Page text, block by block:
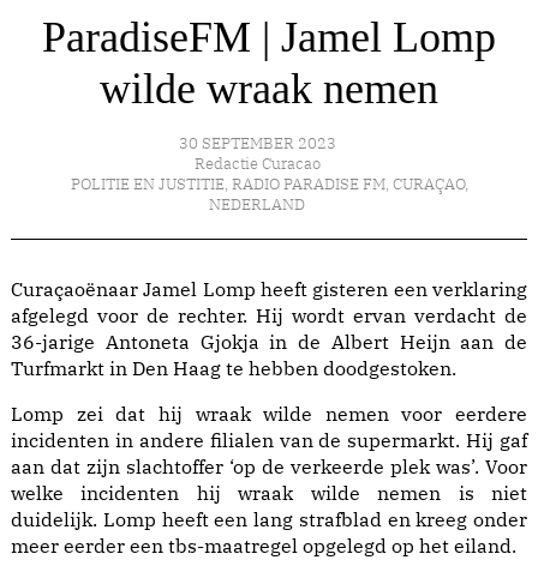
ParadiseFM | Jamel Lomp
wilde wraak nemen
30 SEPTEMBER 2023
Redactie Curacao
POLITIE EN JUSTITIE, RADIO PARADISE FM, CURAÇAO,
NEDERLAND
Curaçaoënaar Jamel Lomp heeft gisteren een verklaring
afgelegd voor de rechter. Hij wordt ervan verdacht de
36-jarige Antoneta Gjokja in de Albert Heijn aan de
Turfmarkt in Den Haag te hebben doodgestoken.
Lomp zei dat hij wraak wilde nemen voor eerdere
incidenten in andere filialen van de supermarkt. Hij gaf
aan dat zijn slachtoffer ‘op de verkeerde plek was’. Voor
welke incidenten hij wraak wilde nemen is niet
duidelijk. Lomp heeft een lang strafblad en kreeg onder
meer eerder een tbs-maatregel opgelegd op het eiland.